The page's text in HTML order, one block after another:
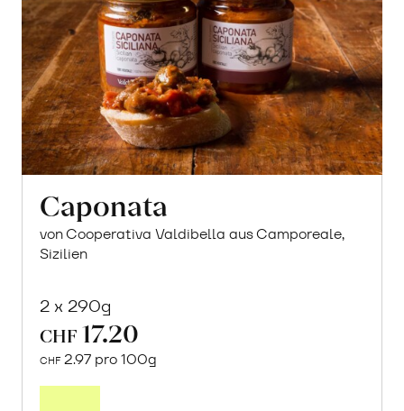
Caponata
von Cooperativa Valdibella aus Camporeale,
Sizilien
2 x 290g
CHF 17.20
CHF 2.97 pro 100g